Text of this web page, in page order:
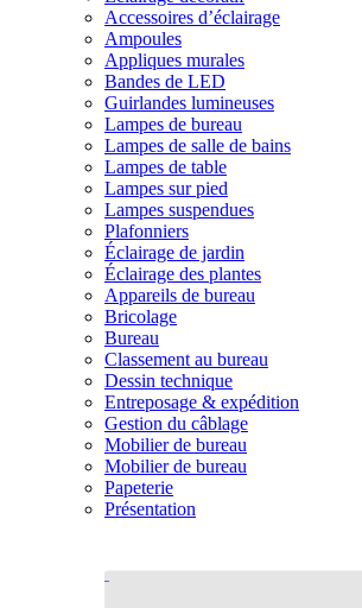
Accessoires d’éclairage
Ampoules
Appliques murales
Bandes de LED
Guirlandes lumineuses
Lampes de bureau
Lampes de salle de bains
Lampes de table
Lampes sur pied
Lampes suspendues
Plafonniers
Éclairage de jardin
Éclairage des plantes
Appareils de bureau
Bricolage
Bureau
Classement au bureau
Dessin technique
Entreposage & expédition
Gestion du câblage
Mobilier de bureau
Mobilier de bureau
Papeterie
Présentation